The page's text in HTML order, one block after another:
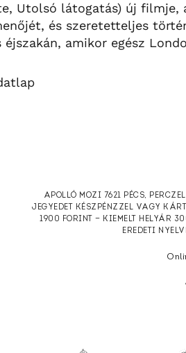
Utolsó látogatás) új filmje,
és szeretetteljes
éjszakán, amikor egész
APOLLÓ MOZI 7621 PÉCS,
JEGYEDET KÉSZPÉNZZEL VAGY
1900 FORINT — KIEMELT HELYÁR
EREDETI